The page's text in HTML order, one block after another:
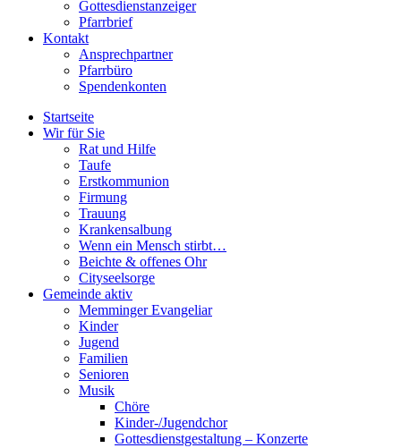
Gottesdienstanzeiger
Pfarrbrief
Kontakt
Ansprechpartner
Pfarrbüro
Spendenkonten
Startseite
Wir für Sie
Rat und Hilfe
Taufe
Erstkommunion
Firmung
Trauung
Krankensalbung
Wenn ein Mensch stirbt…
Beichte & offenes Ohr
Cityseelsorge
Gemeinde aktiv
Memminger Evangeliar
Kinder
Jugend
Familien
Senioren
Musik
Chöre
Kinder-/Jugendchor
Gottesdienstgestaltung – Konzerte